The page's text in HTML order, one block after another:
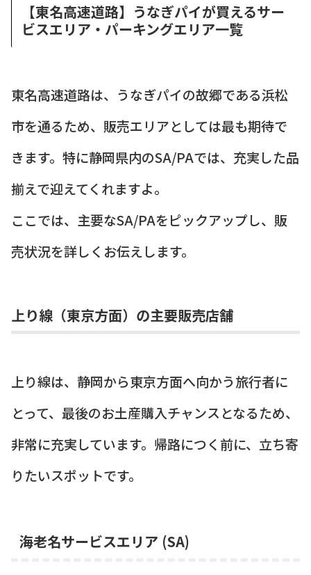
【東名高速道路】うなぎパイが買えるサー
ビスエリア・パーキングエリア一覧
東名高速道路は、うなぎパイの故郷である浜松
市を通るため、販売エリアとしては最も期待で
きます。特に静岡県内のSA/PAでは、充実した品
揃えで迎えてくれますよ。
ここでは、主要なSA/PAをピックアップし、販
売状況を詳しくお伝えします。
上り線（東京方面）の主要販売店舗
上り線は、静岡から東京方面へ向かう旅行者に
とって、最後のお土産購入チャンスとなるため、
非常に充実しています。帰路につく前に、立ち寄
りたいスポットです。
海老名サービスエリア (SA)